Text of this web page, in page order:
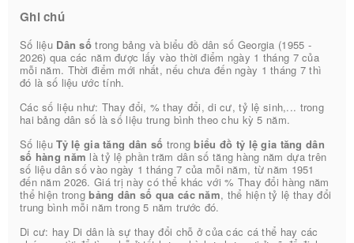
Ghi chú
Số liệu Dân số trong bảng và biểu đồ dân số Georgia (1955 -
2026) qua các năm được lấy vào thời điểm ngày 1 tháng 7 của
mỗi năm. Thời điểm mới nhất, nếu chưa đến ngày 1 tháng 7 thì
đó là số liệu ước tính.
Các số liệu như: Thay đổi, % thay đổi, di cư, tỷ lệ sinh,... trong
hai bảng dân số là số liệu trung bình theo chu kỳ 5 năm.
Số liệuTỷ lệ gia tăng dân số trongbiểu đồ tỷ lệ gia tăng dân
số hàng năm là tỷ lệ phần trăm dân số tăng hàng năm dựa trên
số liệu dân số vào ngày 1 tháng 7 của mỗi năm, từ năm 1951
đến năm 2026. Giá trị này có thể khác với % Thay đổi hàng năm
thể hiện trongbảng dân số qua các năm, thể hiện tỷ lệ thay đổi
trung bình mỗi năm trong 5 năm trước đó.
Di cư: hay Di dân là sự thay đổi chỗ ở của các cá thể hay các